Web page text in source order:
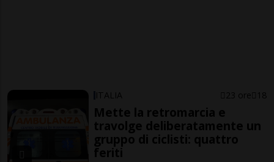
ITALIA 23 ore 18
Mette la retromarcia e
travolge deliberatamente un
gruppo di ciclisti: quattro
feriti